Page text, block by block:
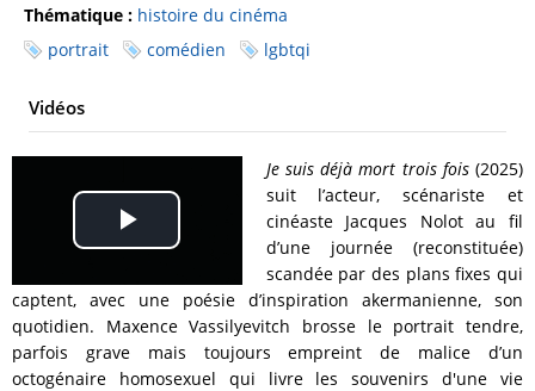
Thématique : histoire du cinéma
portrait
comédien lgbtqi
Vidéos
Play
Video
Je suis déjà mort trois fois(2025)
suit l’acteur, scénariste et
cinéaste Jacques Nolot au fil
d’une journée (reconstituée)
scandée par des plans fixes qui
captent, avec une poésie d’inspiration akermanienne, son
quotidien. Maxence Vassilyevitch brosse le portrait tendre,
parfois grave mais toujours empreint de malice d’un
octogénaire homosexuel qui livre les souvenirs d'une vie